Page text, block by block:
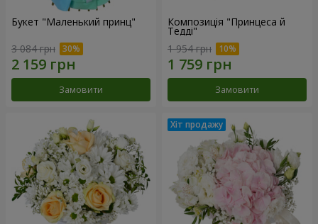
Букет "Маленький принц"
3 084 грн
Замовити
Композиція "Принцеса й
Тедді"
1 954 грн
Замовити